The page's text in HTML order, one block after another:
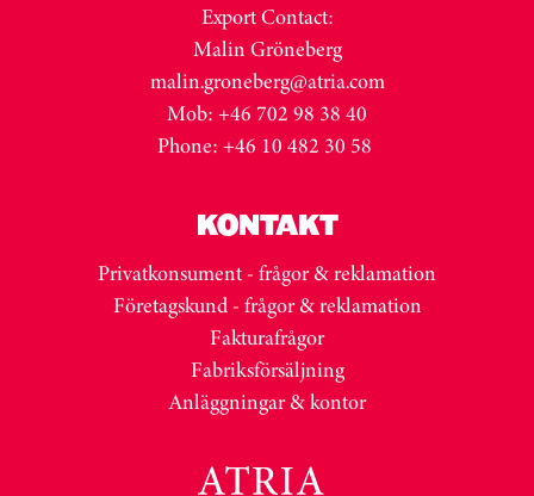
Export Contact:
Malin Gröneberg
malin.groneberg@atria.com
Mob: +46 702 98 38 40
Phone: +46 10 482 30 58
KONTAKT
Privatkonsument - frågor & reklamation
Företagskund - frågor & reklamation
Fakturafrågor
Fabriksförsäljning
Anläggningar & kontor